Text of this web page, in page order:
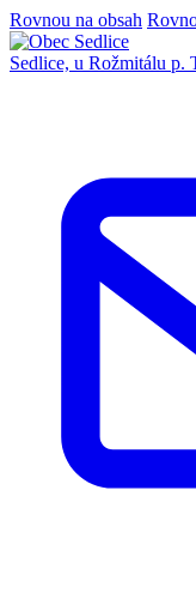
Rovnou na obsah
Sedlice, u Rožmitálu p.